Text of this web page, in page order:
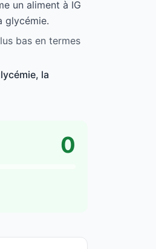
un aliment à IG
glycémie.
bas en termes
la
0